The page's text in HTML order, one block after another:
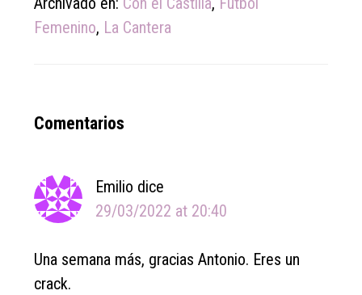
Femenino, La Cantera
Reader
Comentarios
Emilio dice
29/03/2022 at 20:40
Una semana más, gracias Antonio. Eres un
crack.